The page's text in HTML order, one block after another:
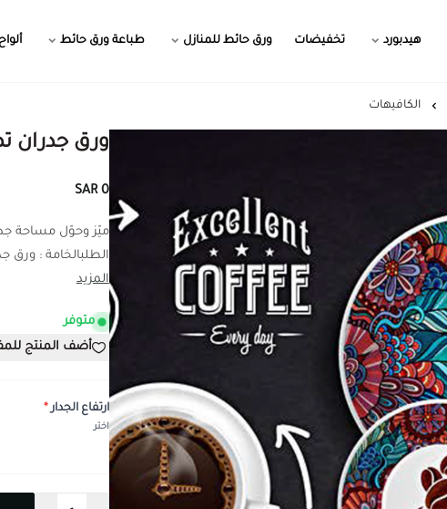
هيدبورد تخفيضات ورق حائط للمنازل طباعة ورق حائط
الكافيهات
ورق جدران
0 SAR
ميّز وحوّل مساحة
الطلبالخامة : ورق
المزيد
متوفر
أضف المنتج
ارتفاع الجدار*
اختر